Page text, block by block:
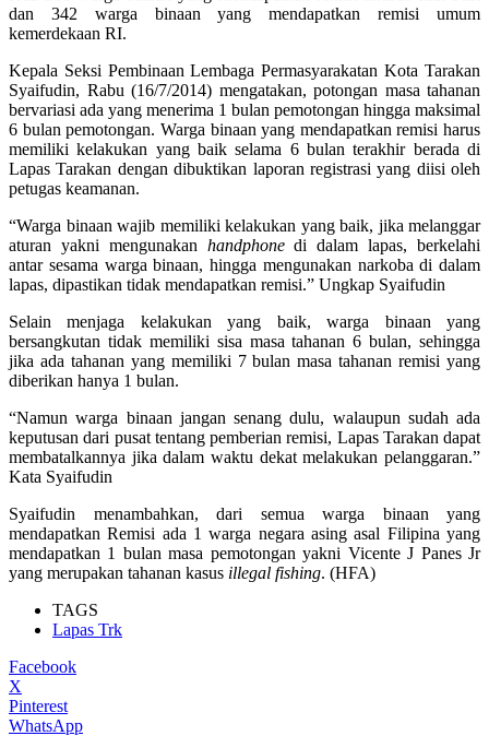
dan 342 warga binaan yang mendapatkan remisi umum
kemerdekaan RI.
Kepala Seksi Pembinaan Lembaga Permasyarakatan Kota Tarakan
Syaifudin, Rabu (16/7/2014) mengatakan, potongan masa tahanan
bervariasi ada yang menerima 1 bulan pemotongan hingga maksimal
6 bulan pemotongan. Warga binaan yang mendapatkan remisi harus
memiliki kelakukan yang baik selama 6 bulan terakhir berada di
Lapas Tarakan dengan dibuktikan laporan registrasi yang diisi oleh
petugas keamanan.
“Warga binaan wajib memiliki kelakukan yang baik, jika melanggar
aturan yakni mengunakan handphonedi dalam lapas, berkelahi
antar sesama warga binaan, hingga mengunakan narkoba di dalam
lapas, dipastikan tidak mendapatkan remisi.” Ungkap Syaifudin
Selain menjaga kelakukan yang baik, warga binaan yang
bersangkutan tidak memiliki sisa masa tahanan 6 bulan, sehingga
jika ada tahanan yang memiliki 7 bulan masa tahanan remisi yang
diberikan hanya 1 bulan.
“Namun warga binaan jangan senang dulu, walaupun sudah ada
keputusan dari pusat tentang pemberian remisi, Lapas Tarakan dapat
membatalkannya jika dalam waktu dekat melakukan pelanggaran.”
Kata Syaifudin
Syaifudin menambahkan, dari semua warga binaan yang
mendapatkan Remisi ada 1 warga negara asing asal Filipina yang
mendapatkan 1 bulan masa pemotongan yakni Vicente J Panes Jr
yang merupakan tahanan kasus illegal fishing. (HFA)
TAGS
Lapas Trk
Facebook
X
Pinterest
WhatsApp